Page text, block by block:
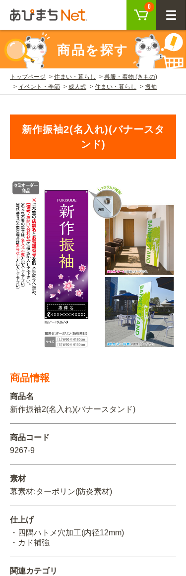
0
CLOSE
ログイン
会員登録
商品を探す
SEARCH
KEYWORD
注目キーワード
チュクミ 韓国グルメ 鍋
CATEGORY
飲食 住まい・暮らし
美容・健康 地域・観光
イベント・季節 不動産・建築
車・バイク関連
OTHER ITEMS
ORIGINAL ORDER
オリジナルオーダーについて
USER GUIDE
ご利用ガイド トップ
取り扱い商品一覧
既製デザイン商品注文方法
オリジナルオーダー注文方法
お支払方法
初めての方へ
BEGINNER'S GUIDE
初めての方へ トップ
商品について
お客様の声
オリジナルオーダー制作事例
商品を探す
トップページ 住まい・暮らし
呉服・着物 (きもの)
イベント・季節
成人式 住まい・暮らし 振袖
新作振袖2(名入れ)(バナースタ
ンド)
商品情報
商品名
新作振袖2(名入れ)(バナースタンド)
商品コード
9267-9
素材
幕素材:ターポリン(防炎素材)
仕上げ
・四隅ハトメ穴加工(内径12mm)
・カド補強
関連カテゴリ